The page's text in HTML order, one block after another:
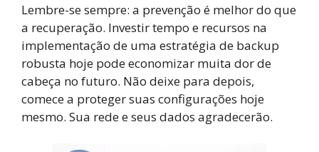
Lembre-se sempre: a prevenção é melhor do que
a recuperação. Investir tempo e recursos na
implementação de uma estratégia de backup
robusta hoje pode economizar muita dor de
cabeça no futuro. Não deixe para depois,
comece a proteger suas configurações hoje
mesmo. Sua rede e seus dados agradecerão.